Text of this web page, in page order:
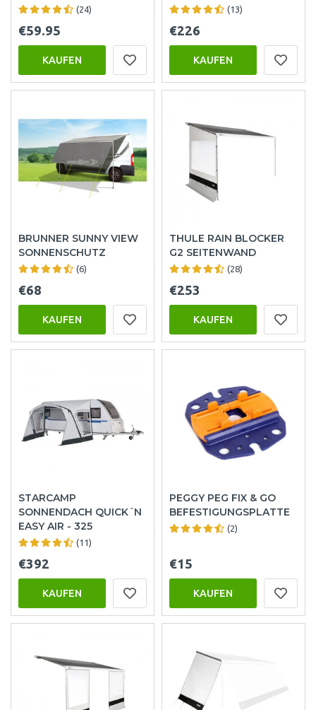
(24)
€59.95
KAUFEN
(13)
€226
KAUFEN
BRUNNER SUNNY VIEW
SONNENSCHUTZ
(6)
€68
KAUFEN
THULE RAIN BLOCKER
G2 SEITENWAND
(28)
€253
KAUFEN
STARCAMP
SONNENDACH QUICK´N
EASY AIR - 325
(11)
€392
KAUFEN
PEGGY PEG FIX & GO
BEFESTIGUNGSPLATTE
(2)
€15
KAUFEN